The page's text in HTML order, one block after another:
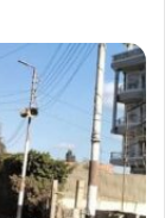
رئيس
تلا
يتابع
أعمال
رصف
وتطوير
طريق